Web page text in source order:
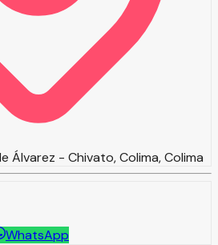
Álvarez - Chivato, Colima, Colima
WhatsApp